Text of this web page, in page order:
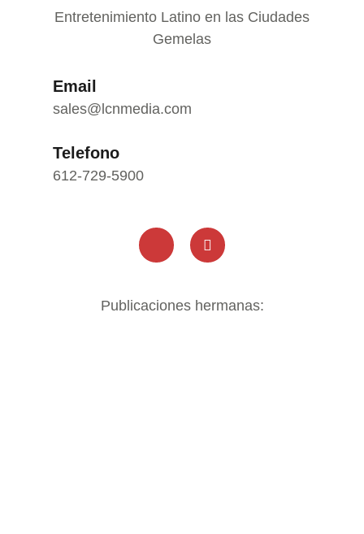
Entretenimiento Latino en las Ciudades
Gemelas
Email
sales@lcnmedia.com
Telefono
612-729-5900
Publicaciones hermanas: